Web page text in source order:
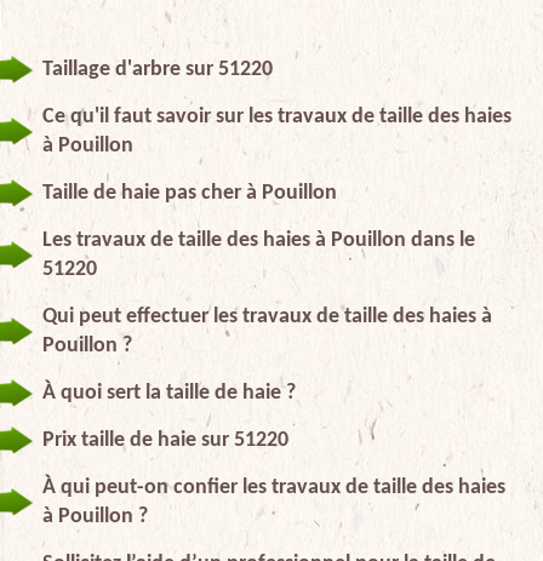
Taillage d'arbre sur 51220
Ce qu'il faut savoir sur les travaux de taille des haies
à Pouillon
Taille de haie pas cher à Pouillon
Les travaux de taille des haies à Pouillon dans le
51220
Qui peut effectuer les travaux de taille des haies à
Pouillon ?
À quoi sert la taille de haie ?
Prix taille de haie sur 51220
À qui peut-on confier les travaux de taille des haies
à Pouillon ?